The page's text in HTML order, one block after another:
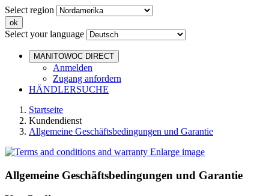
Select region
Select your language
MANITOWOC DIRECT
Anmelden
Zugang anfordern
HÄNDLERSUCHE
Startseite
Kundendienst
Allgemeine Geschäftsbedingungen und Garantie
Enlarge image
Allgemeine Geschäftsbedingungen und Garantie